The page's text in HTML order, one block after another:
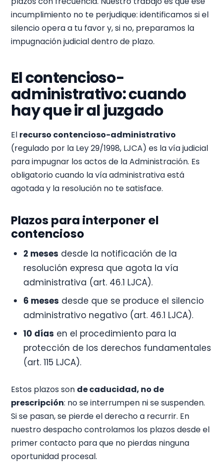
incumplimiento no te perjudique: identificamos si el
silencio opera a tu favor y, si no, preparamos la
impugnación judicial dentro de plazo.
El contencioso-
administrativo: cuando
hay que ir al juzgado
El recurso contencioso-administrativo
(regulado por la Ley 29/1998, LJCA) es la vía judicial
para impugnar los actos de la Administración. Es
obligatorio cuando la vía administrativa está
agotada y la resolución no te satisface.
Plazos para interponer el
contencioso
2 meses desde la notificación de la
resolución expresa que agota la vía
administrativa (art. 46.1 LJCA).
6 meses desde que se produce el silencio
administrativo negativo (art. 46.1 LJCA).
10 días en el procedimiento para la
protección de los derechos fundamentales
(art. 115 LJCA).
Estos plazos son de caducidad, no de
prescripción: no se interrumpen ni se suspenden.
Si se pasan, se pierde el derecho a recurrir. En
nuestro despacho controlamos los plazos desde el
primer contacto para que no pierdas ninguna
oportunidad procesal.